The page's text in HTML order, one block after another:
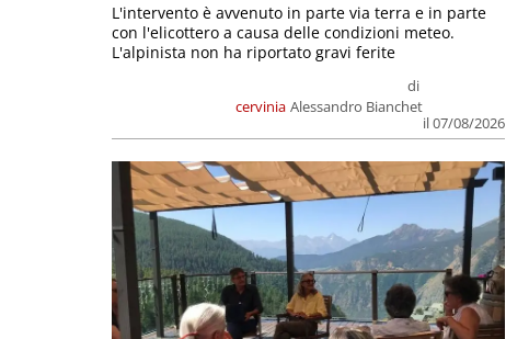
cervinia
di
Alessandro Bianchet
il 07/08/2026
L'intervento è avvenuto in parte via terra e in parte
con l'elicottero a causa delle condizioni meteo.
L'alpinista non ha riportato gravi ferite